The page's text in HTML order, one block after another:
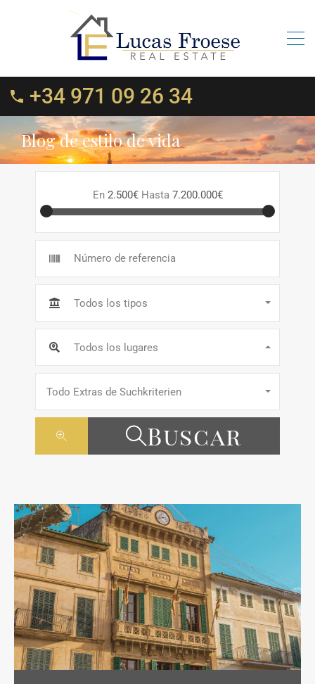
+34 971 09 26 34
Blog de estilo de vida
En 2.500€ Hasta 7.200.000€
Todos los tipos
Todos los lugares
Todo Extras de Suchkriterien
Buscar